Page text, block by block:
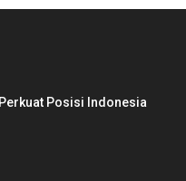
Posisi Indonesia